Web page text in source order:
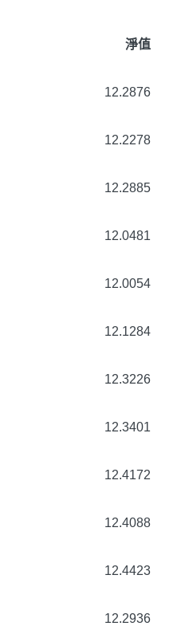
淨值
12.2876
12.2278
12.2885
12.0481
12.0054
12.1284
12.3226
12.3401
12.4172
12.4088
12.4423
12.2936